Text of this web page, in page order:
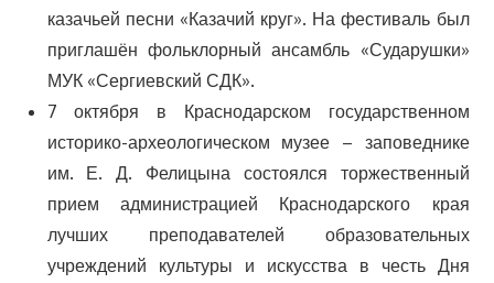
казачьей песни «Казачий круг». На фестиваль был
приглашён фольклорный ансамбль «Сударушки»
МУК «Сергиевский СДК».
7 октября в Краснодарском государственном
историко-археологическом музее – заповеднике
им. Е. Д. Фелицына состоялся торжественный
прием администрацией Краснодарского края
лучших преподавателей образовательных
учреждений культуры и искусства в честь Дня